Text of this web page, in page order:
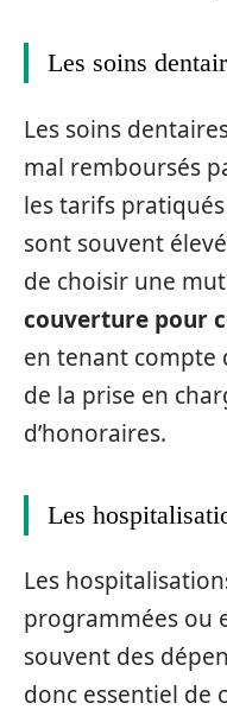
Les soins
Les soins
mal remboursés
les tarifs
sont souvent
de choisir une
couverture pour
en tenant compte
de la prise en
d’honoraires.
Les
Les
programmées ou
souvent des
donc essentiel de